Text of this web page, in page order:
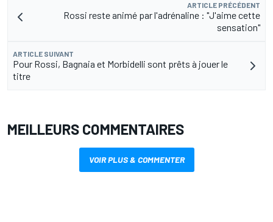
ARTICLE PRÉCÉDENT
Rossi reste animé par l'adrénaline : "J'aime cette
sensation"
ARTICLE SUIVANT
Pour Rossi, Bagnaia et Morbidelli sont prêts à jouer le
titre
MEILLEURS COMMENTAIRES
VOIR PLUS & COMMENTER